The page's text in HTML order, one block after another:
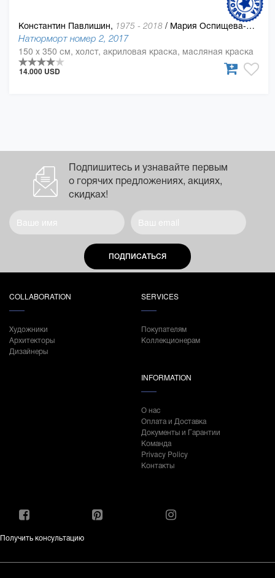
Константин Павлишин, 1975 - 2018 / Мария Оспищева-Павлишин
Натюрморт номер 2, 2017
150 x 350 см, холст, акриловая краска, масляная краска
14.000 USD
Подпишитесь и узнавайте первым
о горячих предложениях, акциях,
скидках!
ПОДПИСАТЬСЯ
COLLABORATION
Художники
Архитекторы
Дизайнеры
SERVICES
Покупателям
Коллекционерам
INFORMATION
О нас
Оплата и Доставка
Документы и Гарантии
Команда
Privacy Policy
Контакты
Получить консультацию